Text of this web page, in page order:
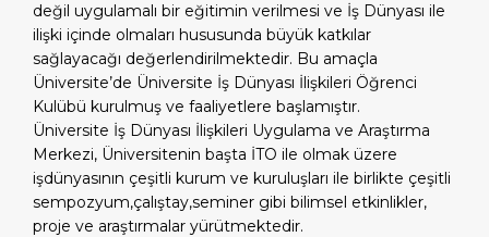
değil uygulamalı bir eğitimin verilmesi ve İş Dünyası ile
ilişki içinde olmaları hususunda büyük katkılar
sağlayacağı değerlendirilmektedir. Bu amaçla
Üniversite’de Üniversite İş Dünyası İlişkileri Öğrenci
Kulübü kurulmuş ve faaliyetlere başlamıştır.
Üniversite İş Dünyası İlişkileri Uygulama ve Araştırma
Merkezi, Üniversitenin başta İTO ile olmak üzere
işdünyasının çeşitli kurum ve kuruluşları ile birlikte çeşitli
sempozyum,çalıştay,seminer gibi bilimsel etkinlikler,
proje ve araştırmalar yürütmektedir.